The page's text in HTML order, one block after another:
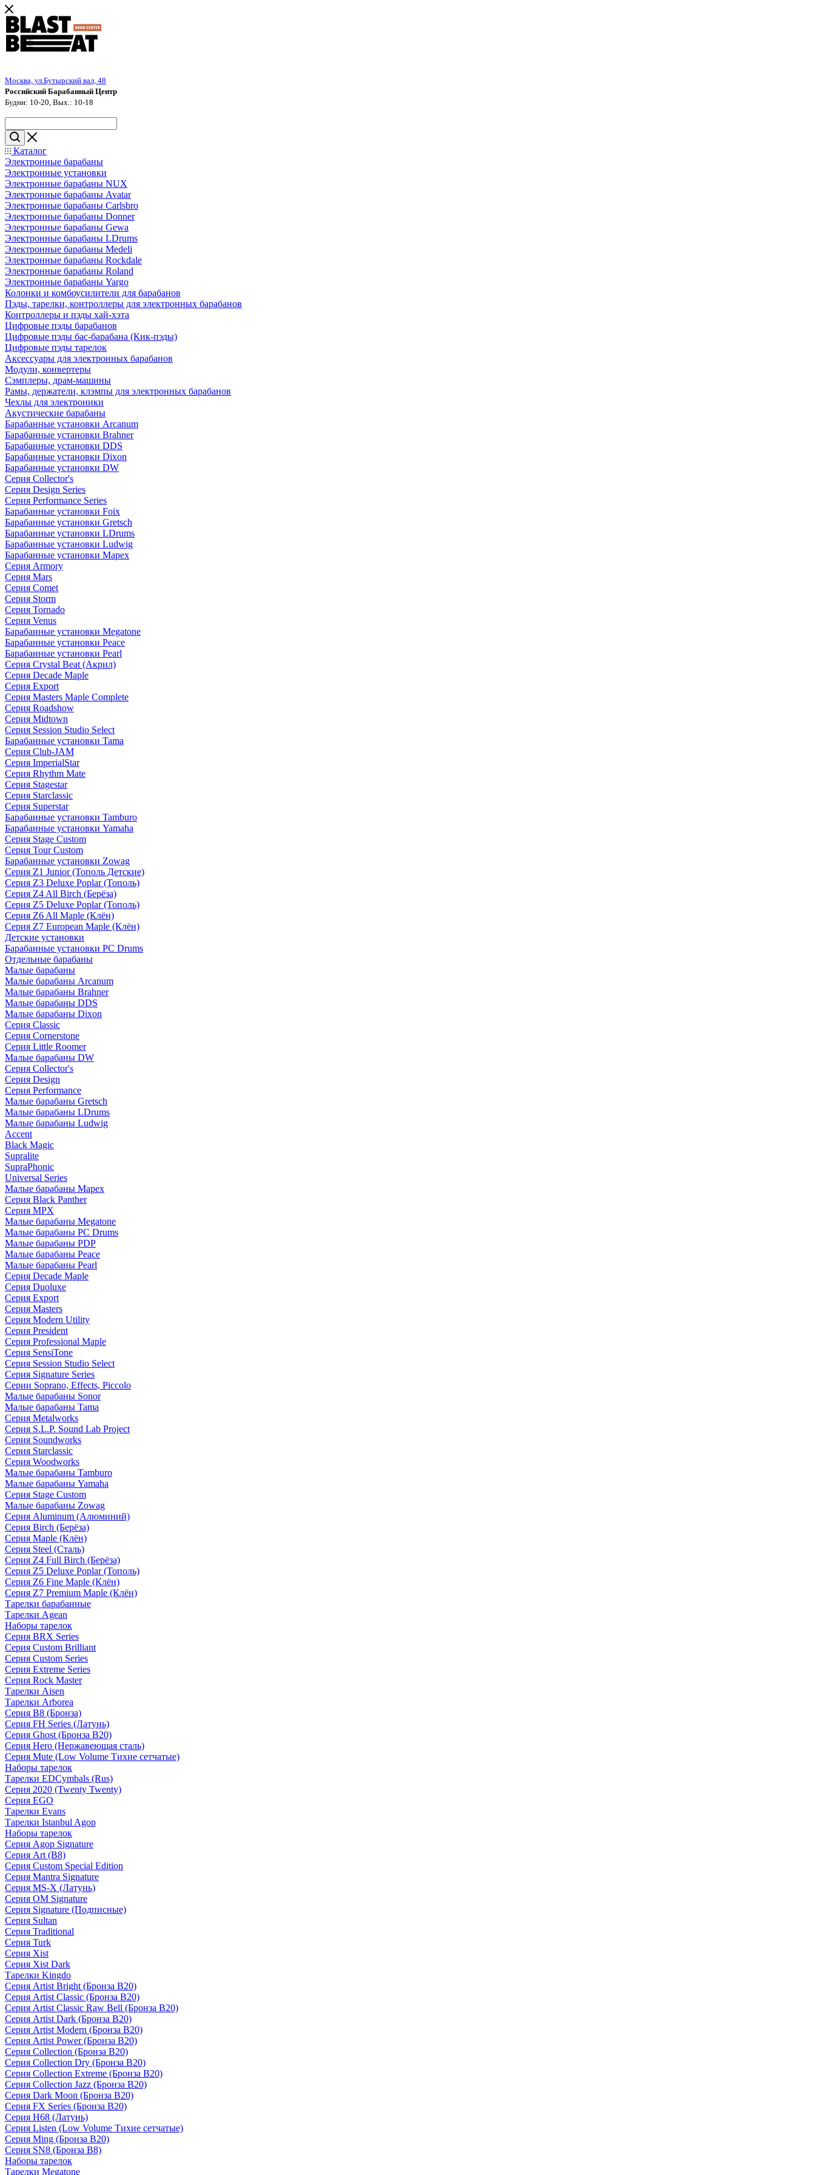
Москва, ул.Бутырский вал, 48
Российский Барабанный Центр
Будни: 10-20, Вых.: 10-18
Каталог
Электронные барабаны
Электронные установки
Электронные барабаны NUX
Электронные барабаны Avatar
Электронные барабаны Carlsbro
Электронные барабаны Donner
Электронные барабаны Gewa
Электронные барабаны LDrums
Электронные барабаны Medeli
Электронные барабаны Rockdale
Электронные барабаны Roland
Электронные барабаны Yargo
Колонки и комбоусилители для барабанов
Пэды, тарелки, контроллеры для электронных барабанов
Контроллеры и пэды хай-хэта
Цифровые пэды барабанов
Цифровые пэды бас-барабана (Кик-пэды)
Цифровые пэды тарелок
Аксессуары для электронных барабанов
Модули, конвертеры
Сэмплеры, драм-машины
Рамы, держатели, клэмпы для электронных барабанов
Чехлы для электроники
Акустические барабаны
Барабанные установки Arcanum
Барабанные установки Brahner
Барабанные установки DDS
Барабанные установки Dixon
Барабанные установки DW
Серия Collector's
Серия Design Series
Серия Performance Series
Барабанные установки Foix
Барабанные установки Gretsch
Барабанные установки LDrums
Барабанные установки Ludwig
Барабанные установки Mapex
Серия Armory
Серия Mars
Серия Comet
Серия Storm
Серия Tornado
Серия Venus
Барабанные установки Megatone
Барабанные установки Peace
Барабанные установки Pearl
Серия Crystal Beat (Акрил)
Серия Decade Maple
Серия Export
Серия Masters Maple Complete
Серия Roadshow
Серия Midtown
Серия Session Studio Select
Барабанные установки Tama
Серия Club-JAM
Серия ImperialStar
Серия Rhythm Mate
Серия Stagestar
Серия Starclassic
Серия Superstar
Барабанные установки Tamburo
Барабанные установки Yamaha
Серия Stage Custom
Серия Tour Custom
Барабанные установки Zowag
Серия Z1 Junior (Тополь Детские)
Серия Z3 Deluxe Poplar (Тополь)
Серия Z4 All Birch (Берёза)
Серия Z5 Deluxe Poplar (Тополь)
Серия Z6 All Maple (Клён)
Серия Z7 European Maple (Клён)
Детские установки
Барабанные установки PC Drums
Отдельные барабаны
Малые барабаны
Малые барабаны Arcanum
Малые барабаны Brahner
Малые барабаны DDS
Малые барабаны Dixon
Серия Classic
Серия Cornerstone
Серия Little Roomer
Малые барабаны DW
Серия Collector's
Серия Design
Серия Performance
Малые барабаны Gretsch
Малые барабаны LDrums
Малые барабаны Ludwig
Accent
Black Magic
Supralite
SupraPhonic
Universal Series
Малые барабаны Mapex
Серия Black Panther
Серия MPX
Малые барабаны Megatone
Малые барабаны PC Drums
Малые барабаны PDP
Малые барабаны Peace
Малые барабаны Pearl
Серия Decade Maple
Серия Duoluxe
Серия Export
Серия Masters
Серия Modern Utility
Серия President
Серия Professional Maple
Серия SensiTone
Серия Session Studio Select
Серия Signature Series
Серии Soprano, Effects, Piccolo
Малые барабаны Sonor
Малые барабаны Tama
Серия Metalworks
Серия S.L.P. Sound Lab Project
Серия Soundworks
Серия Starclassic
Серия Woodworks
Малые барабаны Tamburo
Малые барабаны Yamaha
Серия Stage Custom
Малые барабаны Zowag
Серия Aluminum (Алюминий)
Серия Birch (Берёза)
Серия Maple (Клён)
Серия Steel (Сталь)
Серия Z4 Full Birch (Берёза)
Серия Z5 Deluxe Poplar (Тополь)
Серия Z6 Fine Maple (Клён)
Серия Z7 Premium Maple (Клён)
Тарелки барабанные
Тарелки Agean
Наборы тарелок
Серия BRX Series
Серия Custom Brilliant
Серия Custom Series
Серия Extreme Series
Серия Rock Master
Тарелки Aisen
Тарелки Arborea
Серия B8 (Бронза)
Серия FH Series (Латунь)
Серия Ghost (Бронза B20)
Серия Hero (Нержавеющая сталь)
Серия Mute (Low Volume Тихие сетчатые)
Наборы тарелок
Тарелки EDCymbals (Rus)
Серия 2020 (Twenty Twenty)
Серия EGO
Тарелки Evans
Тарелки Istanbul Agop
Наборы тарелок
Серия Agop Signature
Серия Art (B8)
Серия Custom Special Edition
Серия Mantra Signature
Серия MS-X (Латунь)
Серия OM Signature
Серия Signature (Подписные)
Серия Sultan
Серия Traditional
Серия Turk
Серия Xist
Серия Xist Dark
Тарелки Kingdo
Серия Artist Bright (Бронза B20)
Серия Artist Classic (Бронза B20)
Серия Artist Classic Raw Bell (Бронза B20)
Серия Artist Dark (Бронза B20)
Серия Artist Modern (Бронза B20)
Серия Artist Power (Бронза B20)
Серия Collection (Бронза B20)
Серия Collection Dry (Бронза B20)
Серия Collection Extreme (Бронза B20)
Серия Collection Jazz (Бронза B20)
Серия Dark Moon (Бронза B20)
Серия FX Series (Бронза B20)
Серия H68 (Латунь)
Серия Listen (Low Volume Тихие сетчатые)
Серия Ming (Бронза B20)
Серия SN8 (Бронза B8)
Наборы тарелок
Тарелки Megatone